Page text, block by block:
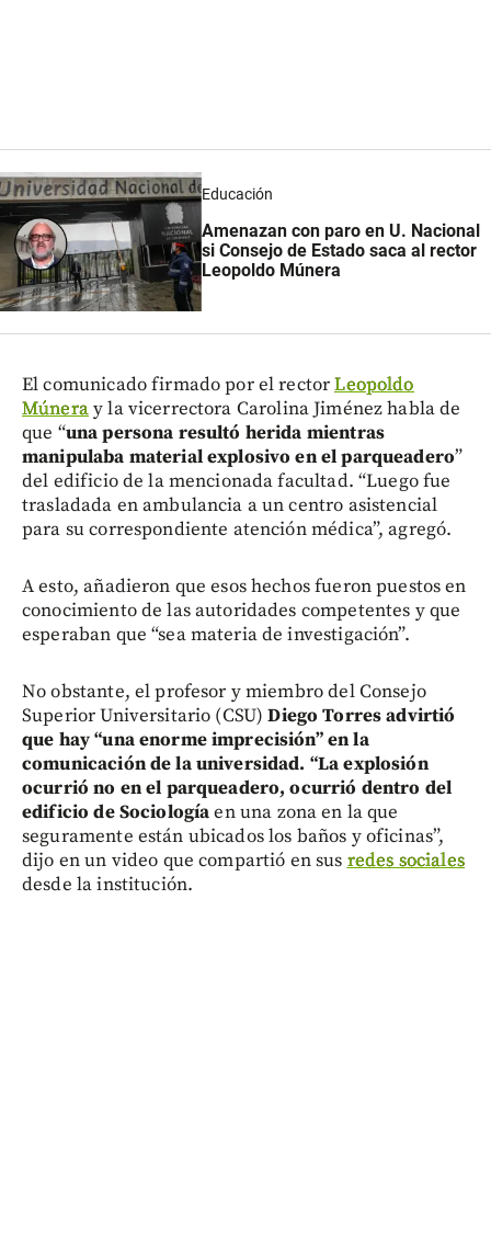
Educación
Amenazan con paro en U. Nacional
si Consejo de Estado saca al rector
Leopoldo Múnera
El comunicado firmado por el rectorLeopoldo
Múneray la vicerrectora Carolina Jiménez habla de
que “una persona resultó herida mientras
manipulaba material explosivo en el parqueadero”
del edificio de la mencionada facultad. “Luego fue
trasladada en ambulancia a un centro asistencial
para su correspondiente atención médica”, agregó.
A esto, añadieron que esos hechos fueron puestos en
conocimiento de las autoridades competentes y que
esperaban que “sea materia de investigación”.
No obstante, el profesor y miembro del Consejo
Superior Universitario (CSU)Diego Torres advirtió
que hay “una enorme imprecisión” en la
comunicación de la universidad. “La explosión
ocurrió no en el parqueadero, ocurrió dentro del
edificio de Sociologíaen una zona en la que
seguramente están ubicados los baños y oficinas”,
dijo en un video que compartió en sus redes sociales
desde la institución.